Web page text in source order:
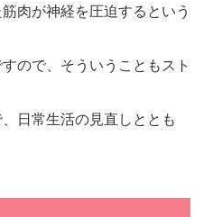
肉が神経を圧迫するという
ので、そういうこともスト
日常生活の見直しととも